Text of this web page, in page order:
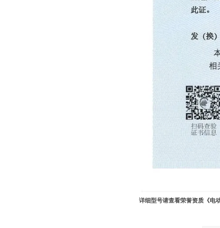
详细型号请查看荣誉资质《电